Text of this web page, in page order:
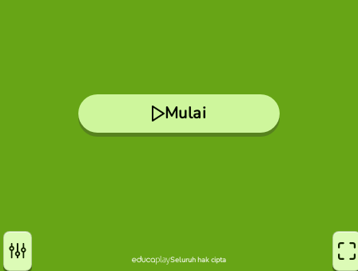
Mulai
Seluruh hak cipta